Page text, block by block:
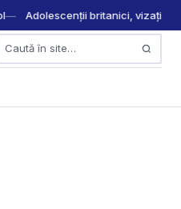
Adolescenții britanici, vizați de
Caută